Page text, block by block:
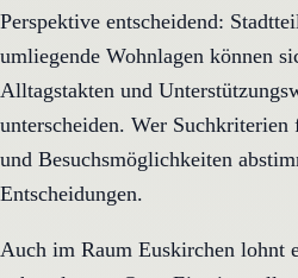
Perspektive entscheidend:
umliegende Wohnlagen können
Alltagstakten und
unterscheiden. Wer Suchkriterien
und Besuchsmöglichkeiten
Entscheidungen.
Auch im Raum Euskirchen lohnt